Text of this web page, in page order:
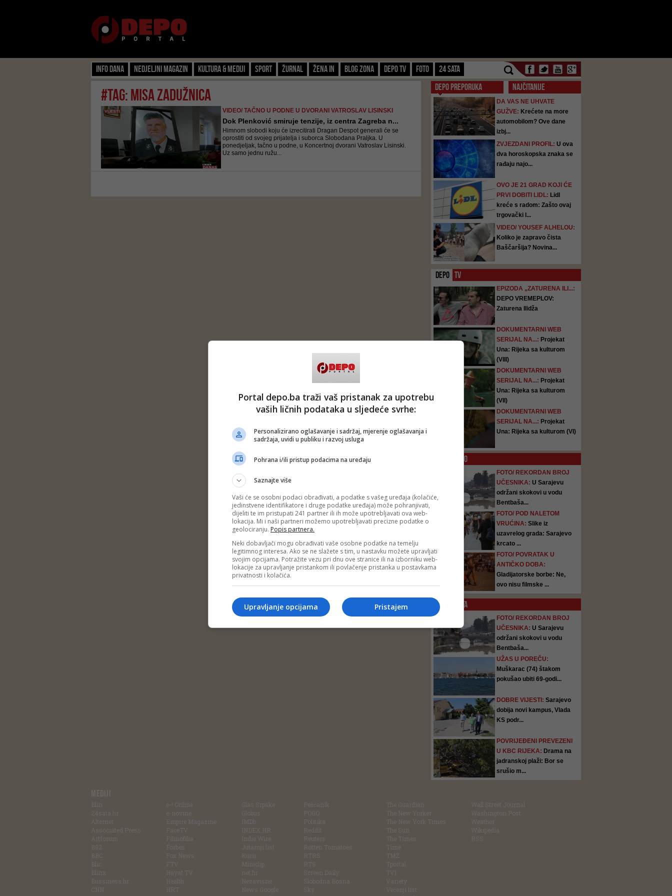
Info dana Nedjeljni magazin Kultura & Mediji Sport Žurnal Žena IN Blog zona Depo TV FOTO 24 SATA
#tag: misa zadužnica
VIDEO/ TAČNO U PODNE U DVORANI VATROSLAV LISINSKI
Dok Plenković smiruje tenzije, iz centra Zagreba n...
Himnom slobodi koju će izrecitirati Dragan Despot generali će se
oprostiti od svojeg prijatelja i suborca Slobodana Praljka. U
ponedjeljak, tačno u podne, u Koncertnoj dvorani Vatroslav Lisinski.
Uz samo jednu ružu...
DEPO PREPORUKA NAJČITANIJE
DA VAS NE UHVATE
GUŽVE: Krećete na more
automobilom? Ove dane
izbj...
ZVJEZDANI PROFIL: U ova
dva horoskopska znaka se
rađaju najo...
OVO JE 21 GRAD KOJI ĆE
PRVI DOBITI LIDL: Lidl
kreće s radom: Zašto ovaj
trgovački l...
VIDEO/ YOUSEF ALHELOU:
Koliko je zapravo čista
Baščaršija? Novina...
DEPO TV
EPIZODA „ZATURENA ILI...:
DEPO VREMEPLOV:
Zaturena Ilidža
DOKUMENTARNI WEB
SERIJAL NA...: Projekat
Una: Rijeka sa kulturom
(VIII)
DOKUMENTARNI WEB
SERIJAL NA...: Projekat
Una: Rijeka sa kulturom
(VII)
DOKUMENTARNI WEB
SERIJAL NA...: Projekat
Una: Rijeka sa kulturom (VI)
FOTO
FOTO/ REKORDAN BROJ
UČESNIKA: U Sarajevu
održani skokovi u vodu
Bentbaša...
FOTO/ POD NALETOM
VRUĆINA: Slike iz
uzavrelog grada: Sarajevo
krcato ...
FOTO/ POVRATAK U
ANTIČKO DOBA:
Gladijatorske borbe: Ne,
ovo nisu filmske ...
24 SATA
FOTO/ REKORDAN BROJ
UČESNIKA: U Sarajevu
održani skokovi u vodu
Bentbaša...
UŽAS U POREČU:
Muškarac (74) štakom
pokušao ubiti 69-godi...
DOBRE VIJESTI: Sarajevo
dobija novi kampus, Vlada
KS podr...
POVRIJEĐENI PREVEZENI
U KBC RIJEKA: Drama na
jadranskoj plaži: Bor se
srušio m...
MEDIJI
Blin
24sata.hr
Alternet
Associated Press
Artforum
B92
BBC
Blic
Blinx
Bussiness.hr
CNN
e-! Online
e-novine
Empire Magazine
FaceTV
Filmofilia
Forbes
Fox News
FTV
Hayat TV
Health
HRT
Glas Srpske
Globus
IMDb
INDEX.HR
Indie Wire
Jutarnji list
Kurir
Miniclip
net.hr
Nezavisne
News Google
Pešćanik
POGO
Politika
Reddit
Reuters
Rotten Tomatoes
RTRS
RTS
Screen Daily
Slobodna Bosna
Sky
The Guardian
The New Yorker
The New York Times
The Sun
The Times
Time
TMZ
Tportal
TV1
Variety
Večenji list
Wall Street Journal
Washington Post
Weather
Wikipedia
RSS
Portal depo.ba traži vaš pristanak za upotrebu
vaših ličnih podataka u sljedeće svrhe:
Personalizirano oglašavanje i sadržaj, mjerenje oglašavanja i
sadržaja, uvidi u publiku i razvoj usluga
Pohrana i/ili pristup podacima na uređaju
Saznajte više
Vaši će se osobni podaci obrađivati, a podatke s vašeg uređaja (kolačiće,
jedinstvene identifikatore i druge podatke uređaja) može pohranjivati,
dijeliti te im pristupati 241 partner ili ih može upotrebljavati ova web-
lokacija. Mi i naši partneri možemo upotrebljavati precizne podatke o
geolociranju. Popis partnera.
Neki dobavljači mogu obrađivati vaše osobne podatke na temelju
legitimnog interesa. Ako se ne slažete s tim, u nastavku možete upravljati
svojim opcijama. Potražite vezu pri dnu ove stranice ili na izborniku web-
lokacije za upravljanje pristankom ili povlačenje pristanka u postavkama
privatnosti i kolačića.
Pristajem
Upravljanje opcijama